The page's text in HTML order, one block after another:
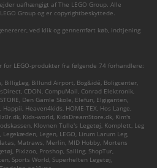
uafhængigt af The LEGO Group. Alle
Group og er copyrightbeskyttede.
ved klik og gennemført køb, indtjening
LEGO-produkter fra følgende 74 forhandlere:
, BilligLeg, Billund Airport, Bog&idé, Boligcenter,
, CDON, CompuMail, Conrad Elektronik,
, Den Gamle Skole, Elefun, Elgiganten,
, Happii, Heaven4kids, HOME-TEX, Hos Lange,
, Kids-world, KidsDreamStore.dk, Kim's
, Klovnen Tulle's Legetøj, Komplett, Leg
, Legekæden, Legen, LEGO, Lirum Larum Leg,
, Matraws, Merlin, MID Hobby, Mortens
, Pixizoo, Proshop, Salling, ShopTur,
, Sports World, Superhelten Legetøj,